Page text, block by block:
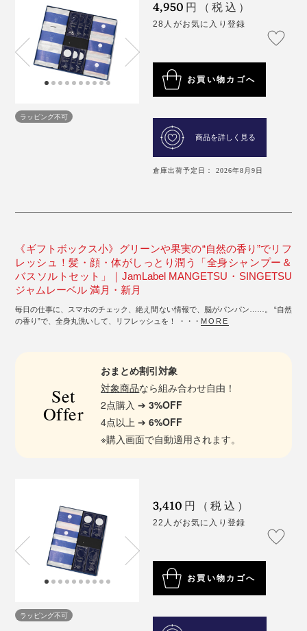
ラッピング不可
4,950 円（税込）
28人がお気に入り登録
お買い物カゴへ
商品を詳しく見る
倉庫出荷予定日： 2026年8月9日
《ギフトボックス小》グリーンや果実の“自然の香り”でリフ
レッシュ！髪・顔・体がしっとり潤う「全身シャンプー＆
バスソルトセット」｜JamLabel MANGETSU・SINGETSU
ジャムレーベル 満月・新月
毎日の仕事に、スマホのチェック、絶え間ない情報で、脳がパンパン……。 “自然
の香り”で、全身丸洗いして、リフレッシュを！ ・・・ MORE
Set
Offer
おまとめ割引対象
対象商品なら組み合わせ自由！
2点購入 ➔3%OFF
4点以上 ➔6%OFF
※購入画面で自動適用されます。
ラッピング不可
3,410 円（税込）
22人がお気に入り登録
お買い物カゴへ